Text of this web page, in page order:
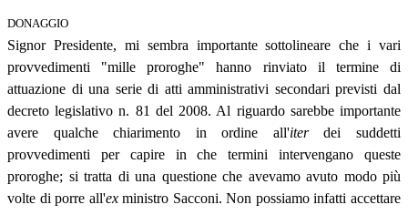
DONAGGIO
Signor Presidente, mi sembra importante sottolineare che i vari
provvedimenti "mille proroghe" hanno rinviato il termine di
attuazione di una serie di atti amministrativi secondari previsti dal
decreto legislativo n. 81 del 2008. Al riguardo sarebbe importante
avere qualche chiarimento in ordine all'iterdei suddetti
provvedimenti per capire in che termini intervengano queste
proroghe; si tratta di una questione che avevamo avuto modo più
volte di porre all'exministro Sacconi. Non possiamo infatti accettare